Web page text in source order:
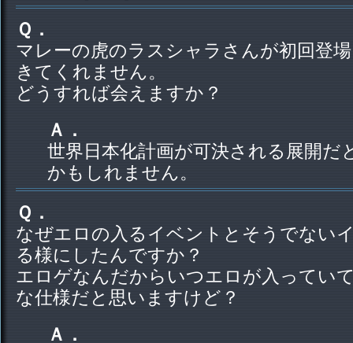
Ｑ．
マレーの虎のラスシャラさんが初回登
きてくれません。
どうすれば会えますか？
Ａ．
世界日本化計画が可決される展開だ
かもしれません。
Ｑ．
なぜエロの入るイベントとそうでない
る様にしたんですか？
エロゲなんだからいつエロが入ってい
な仕様だと思いますけど？
Ａ．